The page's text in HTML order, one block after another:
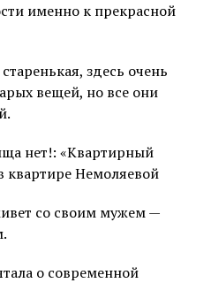
именно к прекрасной
здесь очень
вещей, но все они
со своим мужем —
о современной